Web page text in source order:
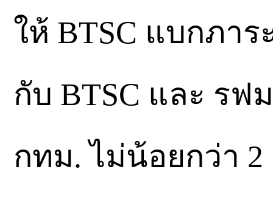
ให้ BTSC แบกภา
กับ BTSC และ รฟ
กทม. ไม่น้อยกว่า